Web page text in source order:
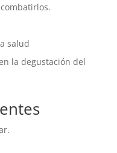
salud
la degustación del